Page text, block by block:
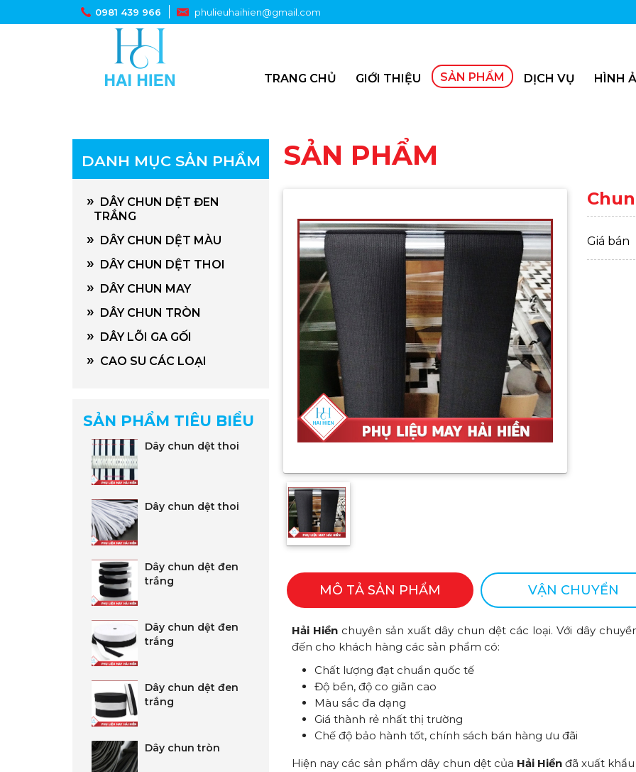
0981 439 966 phulieuhaihien@gmail.com
TRANG CHỦ GIỚI THIỆU SẢN PHẨM DỊCH VỤ HÌNH
DANH MỤC SẢN PHẨM
» DÂY CHUN DỆT ĐEN
TRẮNG
» DÂY CHUN DỆT MÀU
» DÂY CHUN DỆT THOI
» DÂY CHUN MAY
» DÂY CHUN TRÒN
» DÂY LÕI GA GỐI
» CAO SU CÁC LOẠI
SẢN PHẨM TIÊU BIỂU
Dây chun dệt thoi
Dây chun dệt thoi
Dây chun dệt đen
trắng
Dây chun dệt đen
trắng
Dây chun dệt đen
trắng
Dây chun tròn
SẢN PHẨM
Giá bán
MÔ TẢ SẢN PHẨM VẬN CHUYỂN
Hải Hiền chuyên sản xuất dây chun dệt các loại. Với dây
đến cho khách hàng các sản phẩm có:
Chất lượng đạt chuẩn quốc tế
Độ bền, độ co giãn cao
Màu sắc đa dạng
Giá thành rẻ nhất thị trường
Chế độ bảo hành tốt, chính sách bán hàng ưu đãi
Hiện nay các sản phẩm dây chun dệt của Hải Hiềnđã xuất khẩu